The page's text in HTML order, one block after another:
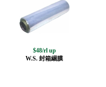
$48/rl up
W.S. 封箱綑膜